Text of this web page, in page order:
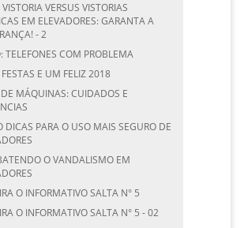
VERSUS VISTORIAS
EM ELEVADORES: GARANTA A
- 2
TELEFONES COM PROBLEMA
E UM FELIZ 2018
MÁQUINAS: CUIDADOS E
DICAS PARA O USO MAIS SEGURO DE
O VANDALISMO EM
O INFORMATIVO SALTA N° 5
O INFORMATIVO SALTA N° 5 - 02